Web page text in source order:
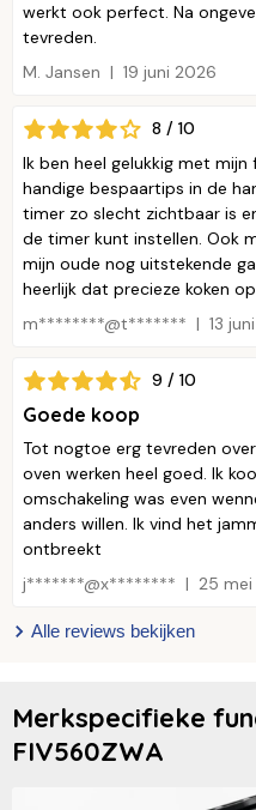
werkt ook perfect. Na
tevreden.
M. Jansen
19 juni 2026
8 / 10
Ik ben heel gelukkig met
handige bespaartips in de
timer zo slecht zichtbaar is
de timer kunt instellen. Ook
mijn oude nog uitstekende
heerlijk dat precieze koken
m********@t*******
13
9 / 10
Goede koop
Tot nogtoe erg tevreden
oven werken heel goed. Ik
omschakeling was even
anders willen. Ik vind het
ontbreekt
j*******@x********
25
Alle reviews bekijken
Merkspecifieke
FIV560ZWA